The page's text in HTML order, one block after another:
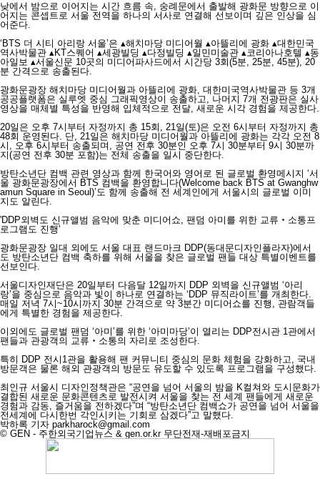
낮에서 밤으로 이어지는 시간 흐름 속, 숭례문에서 출발해 광화문 방향으로 이
어지는 콘셉트로 서울 전역을 하나의 서사로 연결해 선보이며 깊은 인상을 심
어준다.
‘BTS 더 시티 아리랑 서울’은 ▴해치마당 미디어월 ▴아뜰리에 광화 ▴대한민국
역사박물관 ▴KT스퀘어 ▴세광빌딩 ▴다정빌딩 ▴일민미술관 ▴코리아나호텔 ▴동
아일보 ▴서울신문 10곳의 미디어파사드에서 시간당 3회(5분, 25분, 45분), 20
분 간격으로 송출된다.
광화문광장 해치마당 미디어월과 아뜰리에 광화, 대한미국역사박물관 등 3개
공공플랫폼은 실루엣 중심 그래픽영상이 송출하고, 나머지 7개 전광판은 실사
영상을 매체별 특성을 반영해 입체적으로 전달, 새로운 시각 경험을 제공한다.
20일은 오후 7시부터 자정까지 총 15회, 21일(토)은 오전 6시부터 자정까지 총
48회 운영된다. 단, 21일은 해치마당 미디어월과 아뜰리에 광화는 각각 오전 8
시, 오후 6시부터 송출되며, 공연 전후 30분인 오후 7시 30분부터 9시 30분까
지(공연 전후 30분 포함)는 전체 송출을 일시 중단한다.
방탄소년단 컴백 관련 영상과 함께 한국어와 영어로 된 글로벌 환영메시지 ‘서
울 광화문광장에서 BTS 컴백을 환영합니다(Welcome back BTS at Gwanghw
amun Square in Seoul)’도 함께 송출해 전 세계인에게 서울시의 글로벌 이미
지도 알린다.
'DDP외벽도 신규앨범 음악에 맞춘 미디어쇼, 팬덤 아미를 위한 교류‧소통프
로그램도 진행'
광화문광장 일대 외에도 서울 대표 랜드마크 DDP(동대문디자인플라자)에서
도 방탄소년단 컴백 축하를 위해 서울을 찾은 글로벌 팬들 대상 특별이벤트를
선보인다.
서울디자인재단은 20일부터 다음달 12일까지 DDP 외벽을 신규앨범 ‘아리
랑’을 중심으로 음악과 빛이 하나로 연결하는 ‘DDP 뮤직라이트’를 개최한다.
매일 저녁 7시~10시까지 30분 간격으로 약 3분간 미디어쇼를 진행, 관람객들
에게 특별한 경험을 제공한다.
이외에도 글로벌 팬덤 ‘아미’를 위한 ‘아미마당’이 열리는 DDP전시관 1관에서
팬들과 관광객의 교류‧소통의 자리로 조성한다.
특히 DDP 전시1관을 활용해 팬 커뮤니티 중심의 문화 체험을 강화하고, 국내
방문객은 물론 해외 관광객의 방문도 유도할 수 있도록 프로그램을 구성했다.
최인규 서울시 디자인정책관은 “공연을 넘어 서울의 밤을 K컬쳐와 도시문화가
결합된 새로운 문화콘텐츠로 발전시켜 서울을 찾는 전 세계 팬들에게 새로운
경험과 감동, 즐거움을 전하겠다”며 “방탄소년단 컴백쇼가 공연을 넘어 서울을
전세계에 다시한번 각인시키는 기회로 삼겠다”고 말했다.
박하록 기자 parkharock@gmail.com
© GEN - 주한외국기업뉴스 & gen.or.kr 무단전재-재배포금지